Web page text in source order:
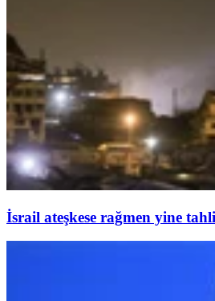
İsrail ateşkese rağmen yine